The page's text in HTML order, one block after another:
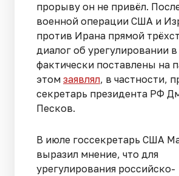
прорыву он не привёл.
военной операции США и
против Ирана прямой
диалог об урегулировании
фактически поставлены на
этом заявлял, в частности,
секретарь президента РФ
Песков.
В июле госсекретарь США
выразил мнение, что для
урегулирования российско-